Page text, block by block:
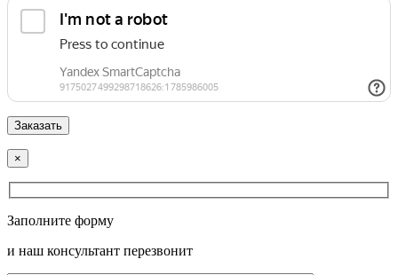
×
Заполните форму
и наш консультант перезвонит